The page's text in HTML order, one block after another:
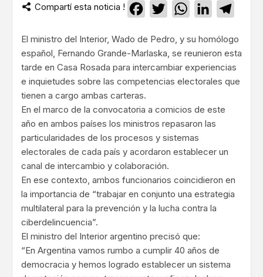
Compartí esta noticia ! Facebook
TwitterWhatsApp
LinkedIn
El ministro del Interior, Wado de Pedro, y su homólogo
español, Fernando Grande-Marlaska, se reunieron esta
tarde en Casa Rosada para intercambiar experiencias
e inquietudes sobre las competencias electorales que
tienen a cargo ambas carteras.
En el marco de la convocatoria a comicios de este
año en ambos países los ministros repasaron las
particularidades de los procesos y sistemas
electorales de cada país y acordaron establecer un
canal de intercambio y colaboración.
En ese contexto, ambos funcionarios coincidieron en
la importancia de “trabajar en conjunto una estrategia
multilateral para la prevención y la lucha contra la
ciberdelincuencia”.
El ministro del Interior argentino precisó que:
“En Argentina vamos rumbo a cumplir 40 años de
democracia y hemos logrado establecer un sistema